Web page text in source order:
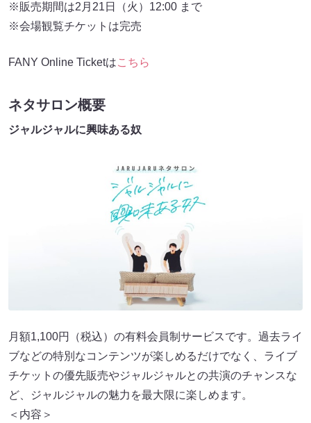
※販売期間は2月21日（火）12:00 まで
※会場観覧チケットは完売
FANY Online Ticketはこちら
ネタサロン概要
ジャルジャルに興味ある奴
月額1,100円（税込）の有料会員制サービスです。過去ライ
ブなどの特別なコンテンツが楽しめるだけでなく、ライブ
チケットの優先販売やジャルジャルとの共演のチャンスな
ど、ジャルジャルの魅力を最大限に楽しめます。
＜内容＞